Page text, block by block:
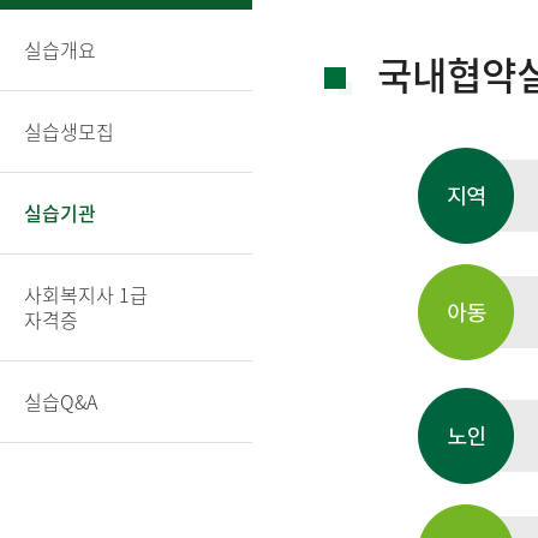
실습개요
실습생모집
실습기관
사회복지사 1급
자격증
실습Q&A
국내협약